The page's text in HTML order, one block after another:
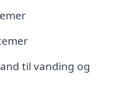
til vanding og